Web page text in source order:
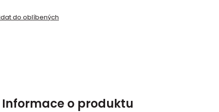
do oblíbených
Informace o produktu